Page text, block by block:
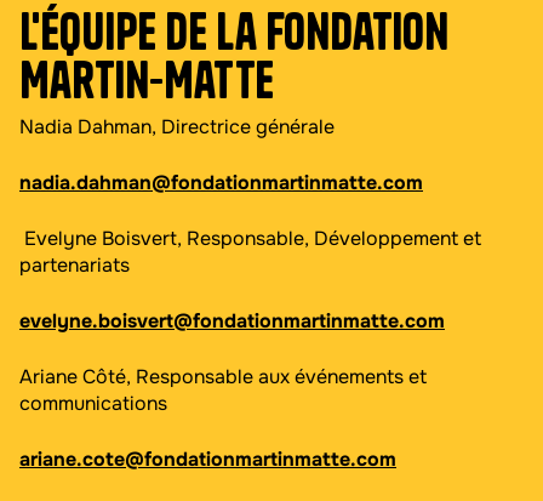
L'Équipe de la Fondation
Martin-Matte
Nadia Dahman, Directrice générale
nadia.dahman@fondationmartinmatte.com
Evelyne Boisvert, Responsable, Développement et
partenariats
evelyne.boisvert@fondationmartinmatte.com
Ariane Côté, Responsable aux événements et
communications
ariane.cote@fondationmartinmatte.com